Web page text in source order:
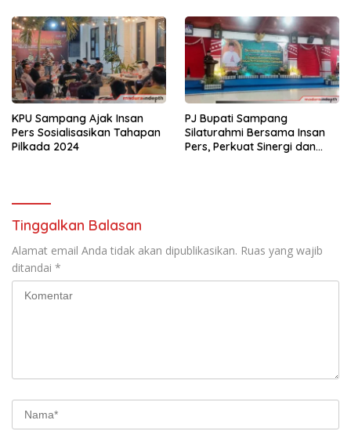
KPU Sampang Ajak Insan
Pers Sosialisasikan Tahapan
Pilkada 2024
PJ Bupati Sampang
Silaturahmi Bersama Insan
Pers, Perkuat Sinergi dan
Tinggalkan Balasan
Alamat email Anda tidak akan dipublikasikan. Ruas yang wajib
ditandai *